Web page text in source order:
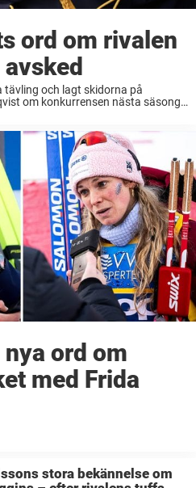
ord om rivalen
tävling och lagt skidorna på
om konkurrensen nästa säsong
ord om
med Frida
stora bekännelse om